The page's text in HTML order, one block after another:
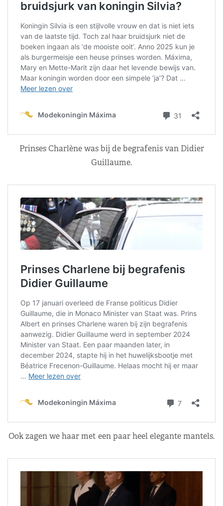
Prinses Charlène was bij de begrafenis van Didier
Guillaume.
Ook zagen we haar met een paar heel elegante mantels.